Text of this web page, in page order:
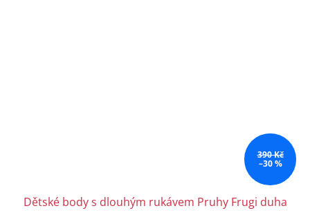
390 Kč
–30 %
Dětské body s dlouhým rukávem Pruhy Frugi duha